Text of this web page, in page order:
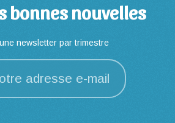
bonnes nouvelles
newsletter par trimestre
adresse e-mail